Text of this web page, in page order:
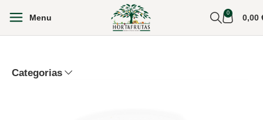
Menu 0 0,00
Categorias